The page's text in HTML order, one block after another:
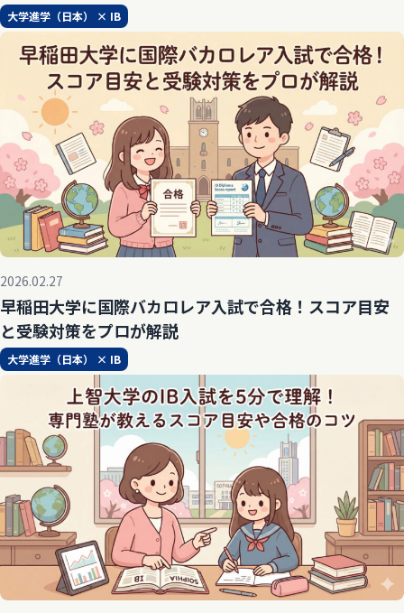
大学進学（日本） × IB
2026.02.27
早稲田大学に国際バカロレア入試で合格！スコア目安
と受験対策をプロが解説
大学進学（日本） × IB